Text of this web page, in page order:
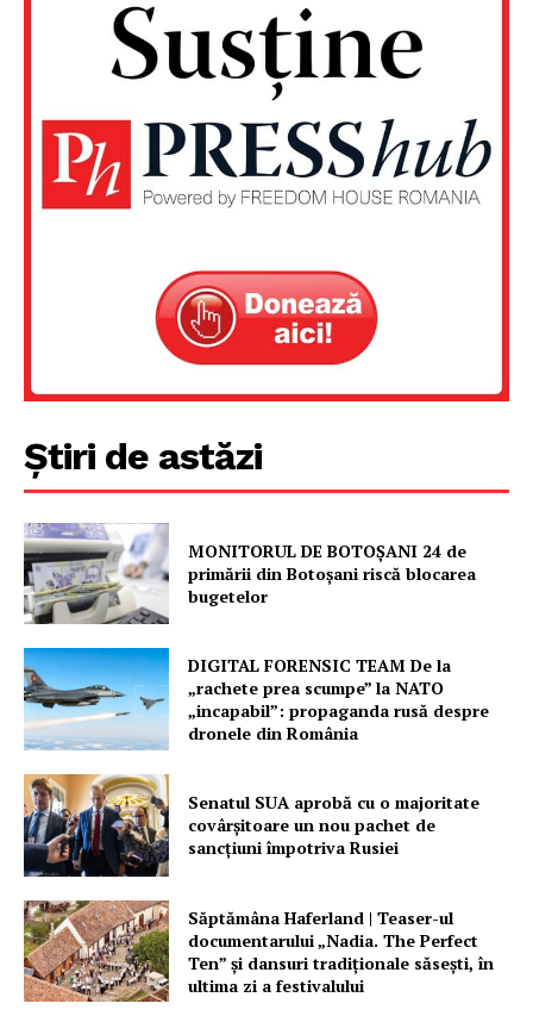
Un proiect
FREEDOM HOUSE ROMÂNIA
PRESShub
Despre noi / Echipa
Proiecte editoriale
Rețea
Contact
Știri de astăzi
MONITORUL DE BOTOȘANI 24 de
primării din Botoșani riscă blocarea
bugetelor
DIGITAL FORENSIC TEAM De la
„rachete prea scumpe” la NATO
„incapabil”: propaganda rusă despre
dronele din România
Senatul SUA aprobă cu o majoritate
covârșitoare un nou pachet de
sancțiuni împotriva Rusiei
Săptămâna Haferland | Teaser-ul
documentarului „Nadia. The Perfect
Ten” şi dansuri tradiţionale săseşti, în
ultima zi a festivalului